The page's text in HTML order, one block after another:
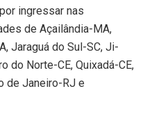
ingressar nas
de Açailândia-MA,
Jaraguá do Sul-SC, Ji-
do Norte-CE, Quixadá-CE,
de Janeiro-RJ e